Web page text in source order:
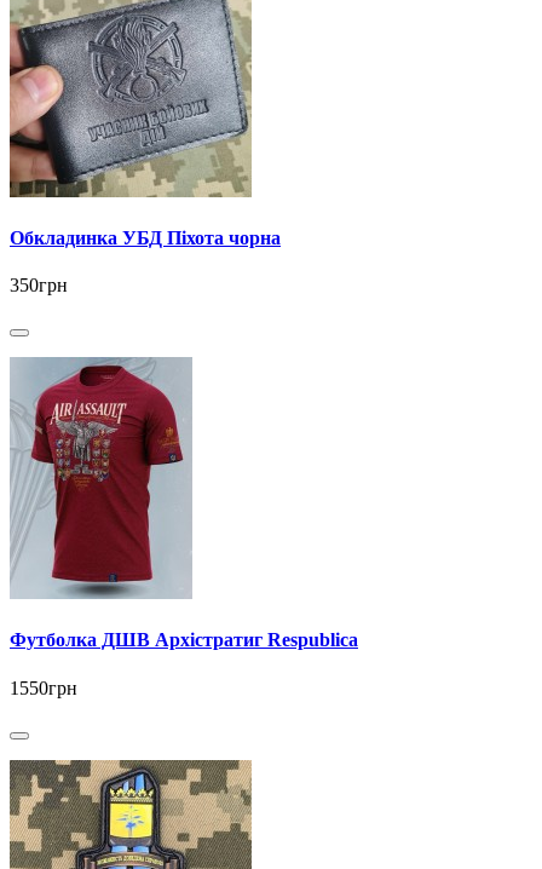
Обкладинка УБД Піхота чорна
350грн
Футболка ДШВ Архістратиг Respublica
1550грн